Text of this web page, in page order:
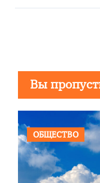
Вы
ОБЩЕСТВО